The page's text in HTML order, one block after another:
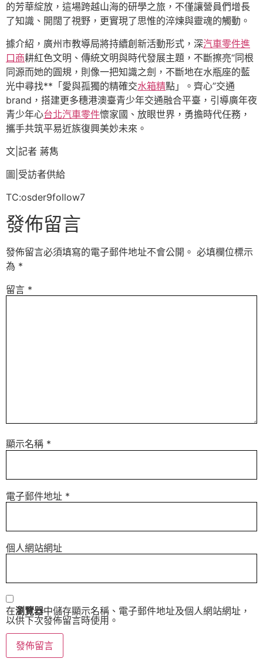
的芳華綻放，這場跨越山海的研學之旅，不僅讓營員們增長
了知識、開闊了視野，更實現了思惟的淬煉與靈魂的觸動。
據介紹，廣州市教導局將持續創新活動形式，深汽車零件進
口商耕紅色文明、傳統文明與時代發展主題，不斷擦亮“同根
同源而她的圓規，則像一把知識之劍，不斷地在水瓶座的藍
光中尋找**「愛與孤獨的精確交水箱精點」。齊心”交通
brand，搭建更多穗港澳臺青少年交通融合平臺，引導廣年夜
青少年心台北汽車零件懷家國、放眼世界，勇擔時代任務，
攜手共筑平易近族復興美妙未來。
文|記者 蔣雋
圖|受訪者供給
TC:osder9follow7
發佈留言
發佈留言必須填寫的電子郵件地址不會公開。 必填欄位標示
為 *
留言 *
顯示名稱 *
電子郵件地址 *
個人網站網址
在瀏覽器中儲存顯示名稱、電子郵件地址及個人網站網址，
以供下次發佈留言時使用。